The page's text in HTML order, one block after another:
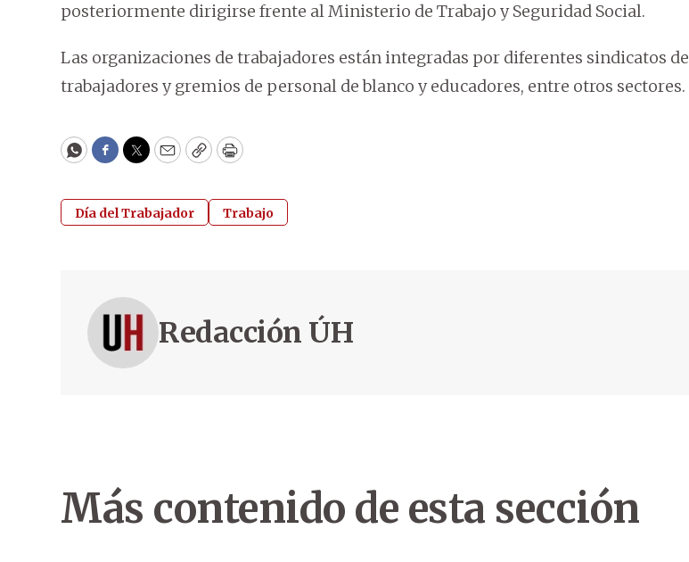
posteriormente dirigirse frente al Ministerio de Trabajo y Seguridad Social.
Las organizaciones de trabajadores están integradas por diferentes sindicatos de
trabajadores y gremios de personal de blanco y educadores, entre otros sectores.
WhatsApp
Facebook
Twitter
EmailCopyPrint
Día del Trabajador Trabajo
Redacción ÚH
Más contenido de esta sección